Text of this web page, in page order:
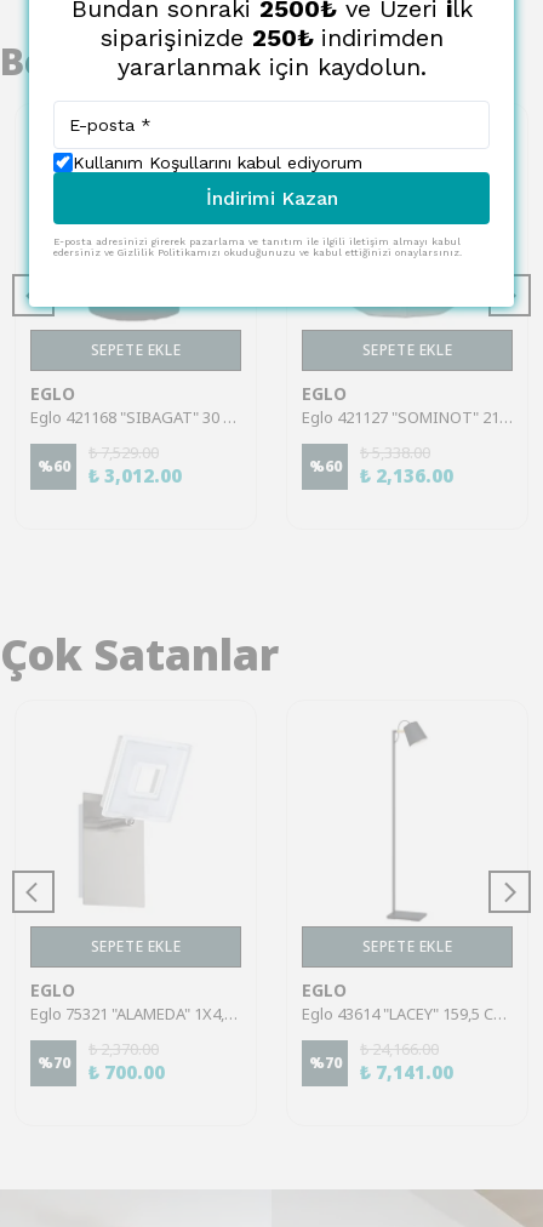
Benzer Ürünler
SEPETE EKLE
EGLO
Eglo 421168 "SIBAGAT" 30 Cm Yüksekliğinde Siyah Metal Vazo
%60
₺ 7,529.00
₺ 3,012.00
SEPETE EKLE
EGLO
Eglo 421127 "SOMINOT" 21,5 Cm Yüksekliğinde Nikel Metal Vazo
%60
₺ 5,338.00
₺ 2,136.00
Çok Satanlar
SEPETE EKLE
EGLO
Eglo 75321 "ALAMEDA" 1X4,5W Çelik Nikel Mat Sıva Üstü Spot
%70
₺ 2,370.00
₺ 700.00
SEPETE EKLE
EGLO
Eglo 43614 "LACEY" 159,5 Cm Yüksekliğinde Çelik, Ahşap Köşe Lambası Lambader
%70
₺ 24,166.00
₺ 7,141.00
Bundan sonraki 2500₺ve Üzeri ilk
siparişinizde 250₺ indirimden
yararlanmak için kaydolun.
Kullanım Koşullarını kabul ediyorum
İndirimi Kazan
E-posta adresinizi girerek pazarlama ve tanıtım ile ilgili iletişim almayı kabul
edersiniz ve Gizlilik Politikamızı okuduğunuzu ve kabul ettiğinizi onaylarsınız.